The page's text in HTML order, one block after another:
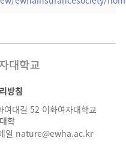
방침
대길 52 이화여자대학교
학
일 nature@ewha.ac.kr